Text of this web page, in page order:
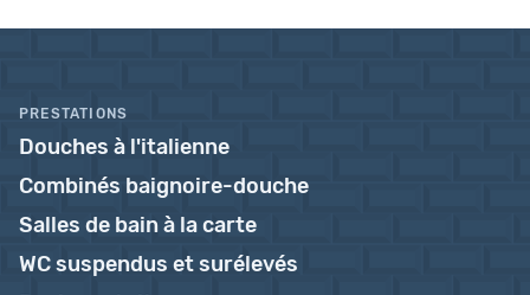
PRESTATIONS
Douches à l'italienne
Combinés baignoire-douche
Salles de bain à la carte
WC suspendus et surélevés